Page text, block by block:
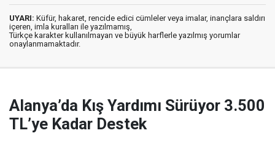
UYARI: Küfür, hakaret, rencide edici cümleler veya imalar, inançlara saldırı
içeren, imla kuralları ile yazılmamış,
Türkçe karakter kullanılmayan ve büyük harflerle yazılmış yorumlar
onaylanmamaktadır.
Alanya’da Kış Yardımı Sürüyor 3.500
TL’ye Kadar Destek